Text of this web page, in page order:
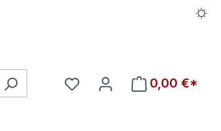
Du hast 0 Produkte auf
0,00 €*